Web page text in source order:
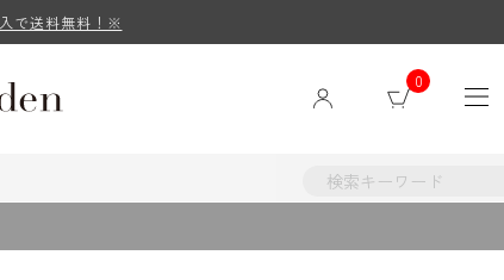
で送料無料！※
0